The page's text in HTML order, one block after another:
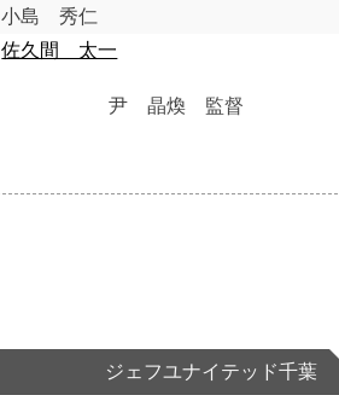
小島 秀仁
佐久間 太一
尹 晶煥 監督
ジェフユナイテッド千葉